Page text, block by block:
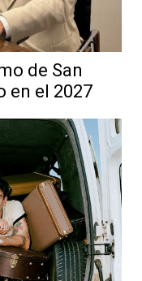
de San
en el 2027